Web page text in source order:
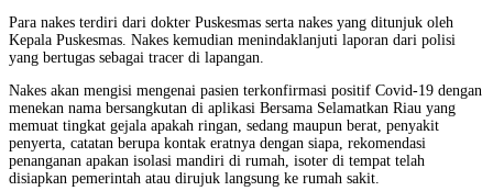
Para nakes terdiri dari dokter Puskesmas serta nakes yang ditunjuk oleh
Kepala Puskesmas. Nakes kemudian menindaklanjuti laporan dari polisi
yang bertugas sebagai tracer di lapangan.
Nakes akan mengisi mengenai pasien terkonfirmasi positif Covid-19 dengan
menekan nama bersangkutan di aplikasi Bersama Selamatkan Riau yang
memuat tingkat gejala apakah ringan, sedang maupun berat, penyakit
penyerta, catatan berupa kontak eratnya dengan siapa, rekomendasi
penanganan apakan isolasi mandiri di rumah, isoter di tempat telah
disiapkan pemerintah atau dirujuk langsung ke rumah sakit.